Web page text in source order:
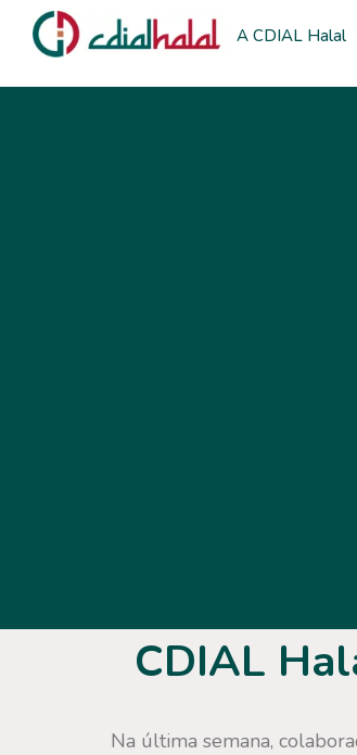
A CDIAL Halal
CDIAL
Na última semana,